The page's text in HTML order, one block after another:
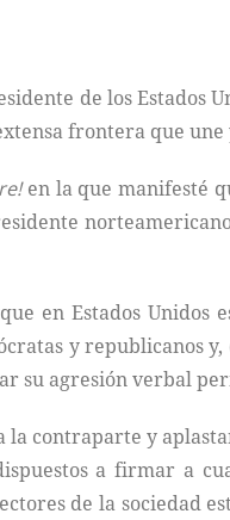
de los Estados
frontera que une
en la que manifesté
en Estados Unidos
y republicanos
su agresión verbal
contraparte y
a firmar a
de la sociedad